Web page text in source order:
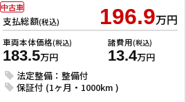
支払総額(税込) 196.9万円
車両本体価格(税込)
183.5万円
諸費用(税込)
13.4万円
法定整備：整備付
保証付 (1ヶ月・1000km )
中古車